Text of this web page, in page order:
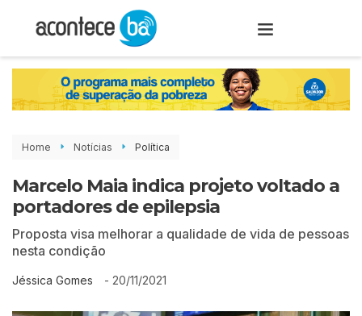
Home Notícias Política
Marcelo Maia indica projeto voltado a
portadores de epilepsia
Proposta visa melhorar a qualidade de vida de pessoas
nesta condição
Jéssica Gomes - 20/11/2021